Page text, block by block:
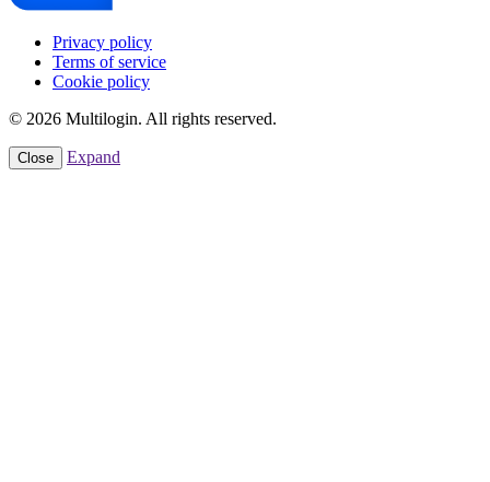
Privacy policy
Terms of service
Cookie policy
© 2026 Multilogin. All rights reserved.
Close Expand